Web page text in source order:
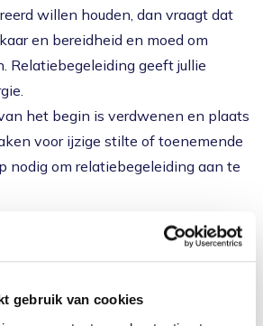
gebruik van cookies
willen houden, dan vraagt dat
en bereidheid en moed om
Relatiebegeleiding geeft jullie
het begin is verdwenen en plaats
voor ijzige stilte of toenemende
nodig om relatiebegeleiding aan te
traject voeren jullie en ik eerst een
van 45 minuten. Gaan
om te evalueren.